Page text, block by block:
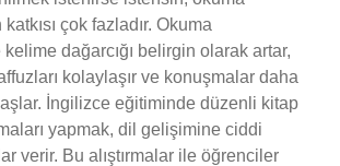
katkısı çok fazladır. Okuma
kelime dağarcığı belirgin olarak artar,
kolaylaşır ve konuşmalar daha
İngilizce eğitiminde düzenli kitap
yapmak, dil gelişimine ciddi
verir. Bu alıştırmalar ile öğrenciler